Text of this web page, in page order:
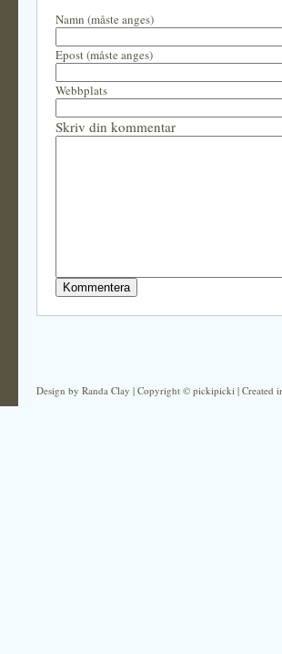
Namn (måste anges)
Epost (måste anges)
Webbplats
Skriv din kommentar
Design by Randa Clay | Copyright © pickipicki | Created